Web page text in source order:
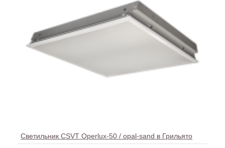
Светильник CSVT Operlux-50 / opal-sand в Грильято